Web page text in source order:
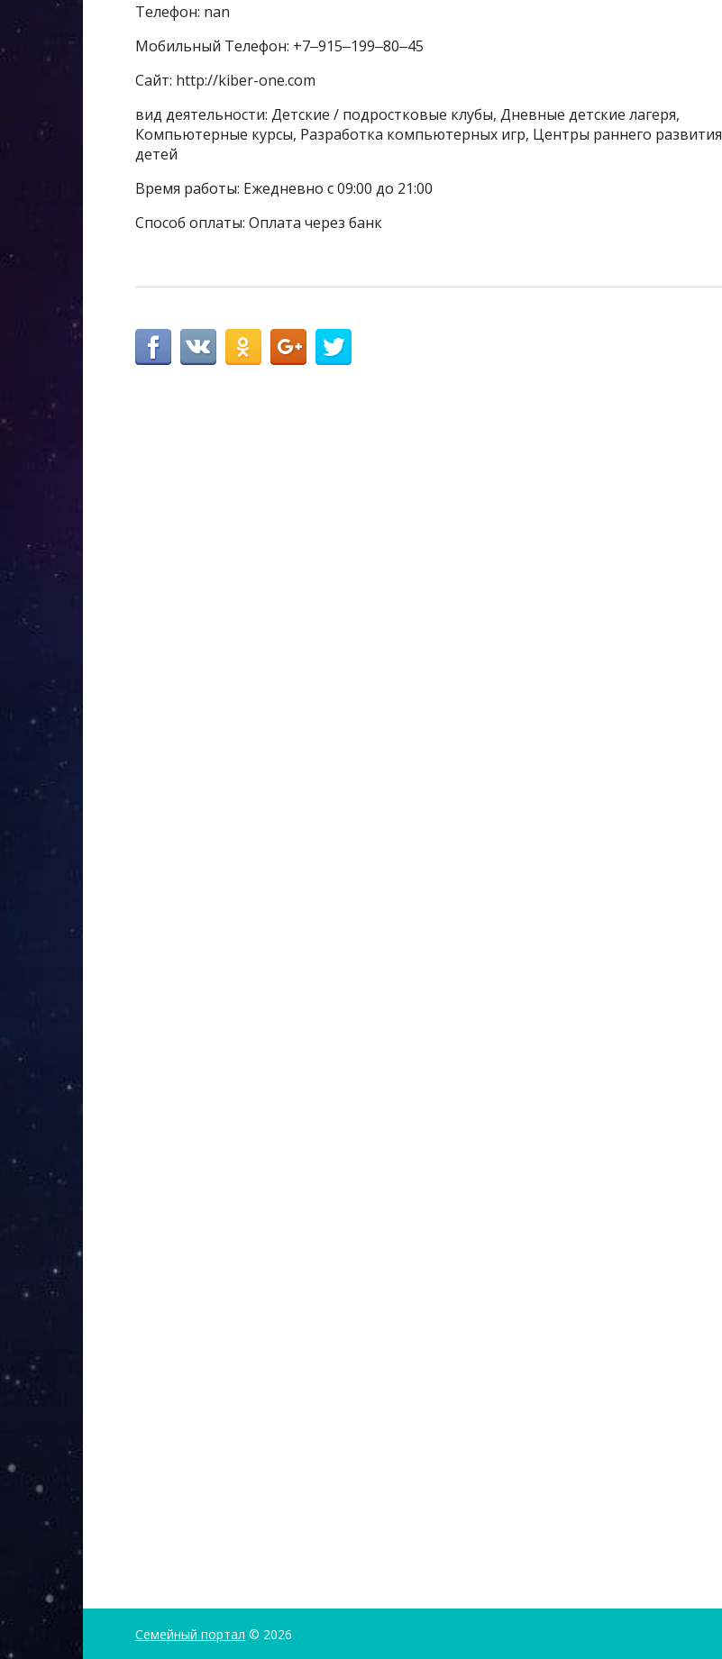
Телефон: nan
Мобильный Телефон: +7‒915‒199‒80‒45
Сайт: http://kiber-one.com
вид деятельности: Детские / подростковые клубы, Дневные детские лагеря,
Компьютерные курсы, Разработка компьютерных игр, Центры раннего развития
детей
Время работы: Ежедневно с 09:00 до 21:00
Способ оплаты: Оплата через банк
Семейный портал © 2026